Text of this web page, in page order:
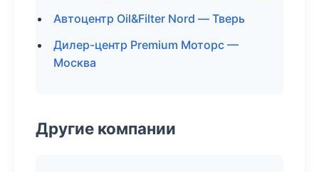
Автоцентр Oil&Filter Nord — Тверь
Дилер-центр Premium Моторс —
Москва
Другие компании